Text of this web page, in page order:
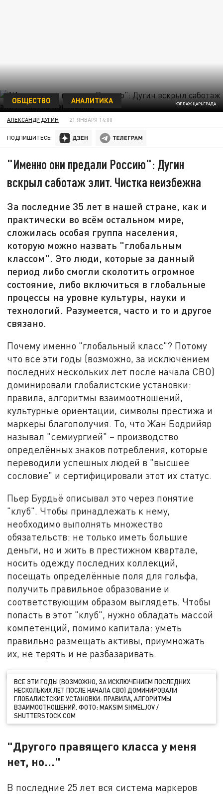
КОЛЛАЖ ЦАРЬГРАДА
ОБЩЕСТВО АНАЛИТИКА
АЛЕКСАНДР ДУГИН 21 ЯНВАРЯ 14:00
ПОДПИШИТЕСЬ:
"Именно они предали Россию": Дугин
вскрыл саботаж элит. Чистка неизбежна
За последние 35 лет в нашей стране, как и
практически во всём остальном мире,
сложилась особая группа населения,
которую можно назвать "глобальным
классом". Это люди, которые за данный
период либо смогли сколотить огромное
состояние, либо включиться в глобальные
процессы на уровне культуры, науки и
технологий. Разумеется, часто и то и другое
связано.
Почему именно "глобальный класс"? Потому
что все эти годы (возможно, за исключением
последних нескольких лет после начала СВО)
доминировали глобалистские установки:
правила, алгоритмы взаимоотношений,
культурные ориентации, символы престижа и
маркеры благополучия. То, что Жан Бодрийяр
называл "семиургией" – производство
определённых знаков потребления, которые
переводили успешных людей в "высшее
сословие" и сертифицировали этот их статус.
Пьер Бурдьё описывал это через понятие
"клуб". Чтобы принадлежать к нему,
необходимо выполнять множество
обязательств: не только иметь большие
деньги, но и жить в престижном квартале,
носить одежду последних коллекций,
посещать определённые поля для гольфа,
получить правильное образование и
соответствующим образом выглядеть. Чтобы
попасть в этот "клуб", нужно обладать массой
компетенций, помимо капитала: уметь
правильно размещать активы, приумножать
их, не терять и не разбазаривать.
ВСЕ ЭТИ ГОДЫ (ВОЗМОЖНО, ЗА ИСКЛЮЧЕНИЕМ ПОСЛЕДНИХ
НЕСКОЛЬКИХ ЛЕТ ПОСЛЕ НАЧАЛА СВО) ДОМИНИРОВАЛИ
ГЛОБАЛИСТСКИЕ УСТАНОВКИ: ПРАВИЛА, АЛГОРИТМЫ
ВЗАИМООТНОШЕНИЙ. ФОТО: MAKSIM SHMELJOV /
SHUTTERSTOCK.COM
"Другого правящего класса у меня
нет, но..."
В последние 25 лет вся система маркеров